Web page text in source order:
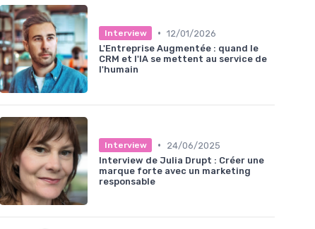
Interview • 12/01/2026
L'Entreprise Augmentée : quand le
CRM et l'IA se mettent au service de
l'humain
Interview •
24/06/2025
Interview de Julia Drupt : Créer une
marque forte avec un marketing
responsable